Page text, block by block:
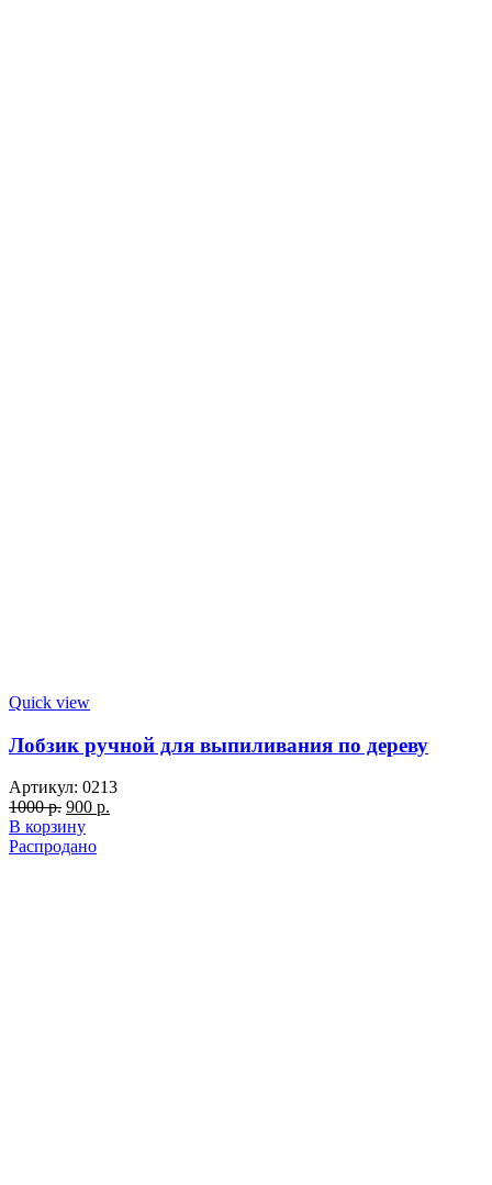
Quick view
Лобзик ручной для выпиливания по дереву
Артикул: 0213
1000р. Первоначальная
цена
составляла
900 р.
В корзину
Распродано